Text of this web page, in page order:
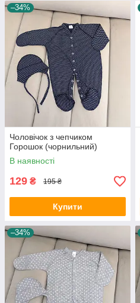
–34%
Чоловічок з чепчиком
Горошок (чорнильний)
В наявності
129 ₴ 195 ₴
Купити
–34%